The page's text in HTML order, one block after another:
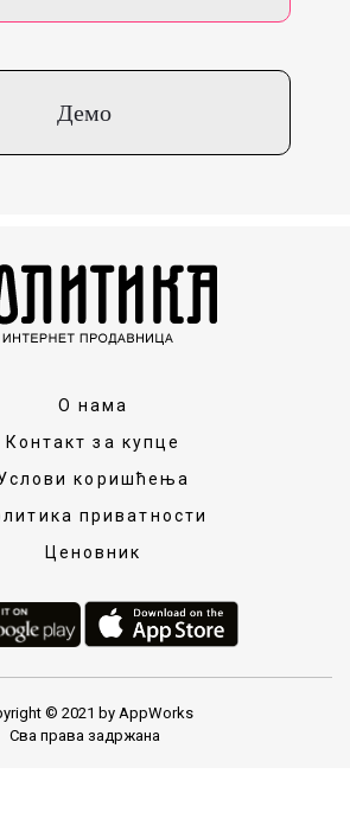
Демо
О нама
Контакт за купце
коришћења
приватности
Ценовник
© 2021 by AppWorks
Сва права задржана